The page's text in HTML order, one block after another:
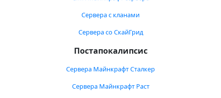
Сервера с кланами
Сервера со СкайГрид
Постапокалипсис
Сервера Майнкрафт Сталкер
Сервера Майнкрафт Раст